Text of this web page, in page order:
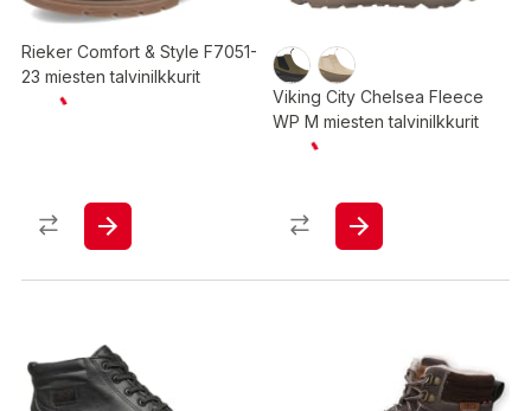
Rieker Comfort & Style F7051-
23 miesten talvinilkkurit
Viking City Chelsea Fleece
WP M miesten talvinilkkurit